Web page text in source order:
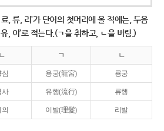
, 류, 리’가 단어의 첫머리에 올 적에는, 두음
, 이’로 적는다.(ㄱ을 취하고, ㄴ을 버림.)
ㄴ ㄱ ㄴ
심 용궁(龍宮) 룡궁
사 유행(流行) 류행
이발(理髮) 리발